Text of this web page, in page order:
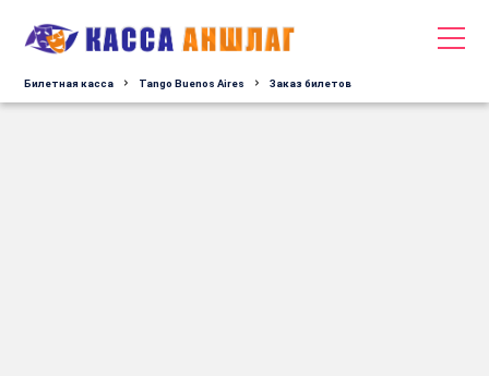
Билетная касса Tango Buenos Aires Заказ билетов